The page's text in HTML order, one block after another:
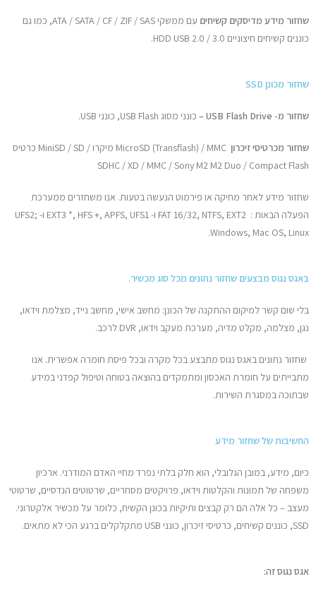
שחזור מידע מדיסקים קשיחים
עם ממשקי ATA / SATA / CF / ZIF / SAS, כמו גם
כוננים קשיחים חיצוניים HDD USB 2.0 / 3.0.
שחזור מכונן SSD
שחזור מ- USB Flash Drive – כונני מסוג USB Flash, כונני USB.
שחזור מכרטיסי זיכרון
MicroSD (Transflash) / MMC מיקרו / MiniSD / SD כרטיס
SDHC / XD / MMC / Sony M2 M2 Duo / Compact Flash
שחזור מידע לאחר מחיקה או פירמוט הנעשה בטעות. אנו משחזרים ממערכת
הפעלה הבאות : FAT 16/32, NTFS, EXT2 ו- EXT3 *, HFS +, APFS, UFS1 ו- UFS2;
Windows, Mac OS, Linux.
באגס נגוס מבצעים שחזור נתונים מכל סוג מכשיר.
בלי שום קשר למיקום ההתקנה של הכונן: מחשב אישי, מחשב נייד, מצלמת וידאו,
נגן, מצלמה, מקלט מדיה, מערכת מעקב וידאו, DVR לרכב.
שחזור נתונים באגס נגוס מתבצע בכל מקרה ובכל פיסת חומרה אפשרית. אנו
מתבייתים על חומרת האכסון ומתמקדים בהוצאה בטוחה וטיפול קפדני במידע
שבתוכה במסגרת השירות.
החשיבות של שחזור מידע
כיום, מידע, במובן הגלובלי, הוא חלק בלתי נפרד מחיי האדם המודרני. ארכיון
משפחה של תמונות והקלטות וידאו, פרויקטים מסחריים, שרטוטים הנדסיים, שרטוטי
מעצב – כל אלה הם רק קבצים ותיקיות בכונן הקשיח, כלומר על מכשיר אלקטרוני.
SSD, כוננים קשיחים, כרטיסי זיכרון, כונני USB מתקלקלים ברגע הכי לא מתאים.
אגס נגוס זה: